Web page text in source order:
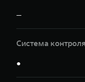
—
Система
●